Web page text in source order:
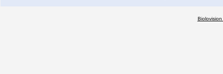
Biolovision